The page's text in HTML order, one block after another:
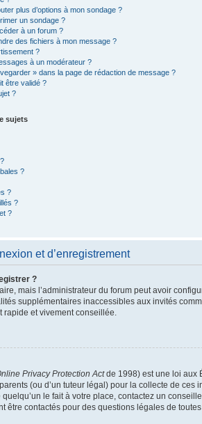
plus d’options à mon sondage ?
un sondage ?
à un forum ?
des fichiers à mon message ?
?
à un modérateur ?
» dans la page de rédaction de message ?
être validé ?
?
sujets
?
?
?
?
et d’enregistrement
?
mais l’administrateur du forum peut avoir
supplémentaires inaccessibles aux invités
rapide et vivement conseillée.
Privacy Protection Actde 1998) est une loi aux
(ou d’un tuteur légal) pour la collecte de
le fait à votre place, contactez un
être contactés pour des questions légales de